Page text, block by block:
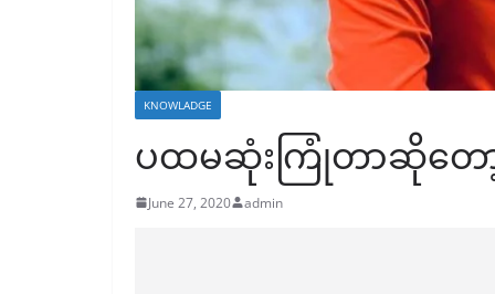
KNOWLADGE
ပထမဆုံးကြုံတာဆိုတေ
June 27, 2020 admin